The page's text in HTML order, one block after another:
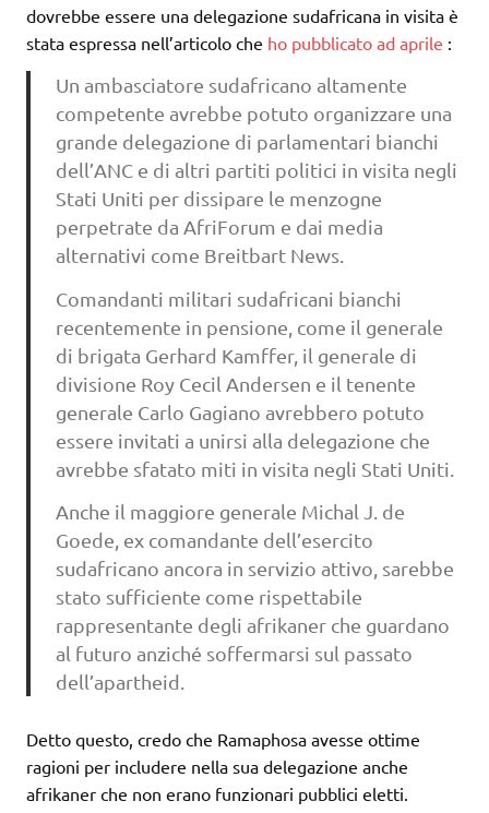
dovrebbe essere una delegazione sudafricana in visita è
stata espressa nell’articolo che ho pubblicato ad aprile :
Un ambasciatore sudafricano altamente
competente avrebbe potuto organizzare una
grande delegazione di parlamentari bianchi
dell’ANC e di altri partiti politici in visita negli
Stati Uniti per dissipare le menzogne
perpetrate da AfriForum e dai media
alternativi come Breitbart News.
Comandanti militari sudafricani bianchi
recentemente in pensione, come il generale
di brigata Gerhard Kamffer, il generale di
divisione Roy Cecil Andersen e il tenente
generale Carlo Gagiano avrebbero potuto
essere invitati a unirsi alla delegazione che
avrebbe sfatato miti in visita negli Stati Uniti.
Anche il maggiore generale Michal J. de
Goede, ex comandante dell’esercito
sudafricano ancora in servizio attivo, sarebbe
stato sufficiente come rispettabile
rappresentante degli afrikaner che guardano
al futuro anziché soffermarsi sul passato
dell’apartheid.
Detto questo, credo che Ramaphosa avesse ottime
ragioni per includere nella sua delegazione anche
afrikaner che non erano funzionari pubblici eletti.